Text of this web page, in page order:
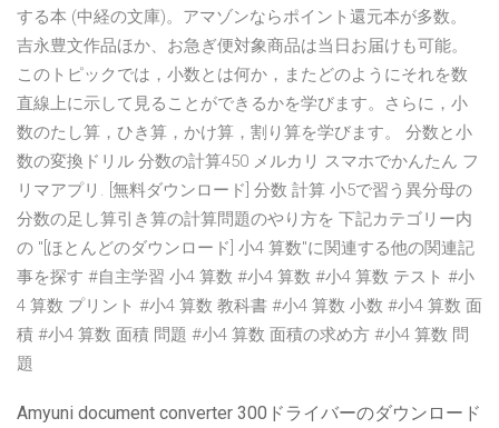
する本 (中経の文庫)。アマゾンならポイント還元本が多数。
吉永豊文作品ほか、お急ぎ便対象商品は当日お届けも可能。
このトピックでは，小数とは何か，またどのようにそれを数
直線上に示して見ることができるかを学びます。さらに，小
数のたし算，ひき算，かけ算，割り算を学びます。 分数と小
数の変換ドリル 分数の計算450 メルカリ スマホでかんたん フ
リマアプリ. [無料ダウンロード] 分数 計算 小5で習う異分母の
分数の足し算引き算の計算問題のやり方を 下記カテゴリー内
の "[ほとんどのダウンロード] 小4 算数"に関連する他の関連記
事を探す #自主学習 小4 算数 #小4 算数 #小4 算数 テスト #小
4 算数 プリント #小4 算数 教科書 #小4 算数 小数 #小4 算数 面
積 #小4 算数 面積 問題 #小4 算数 面積の求め方 #小4 算数 問
題
Amyuni document converter 300ドライバーのダウンロード